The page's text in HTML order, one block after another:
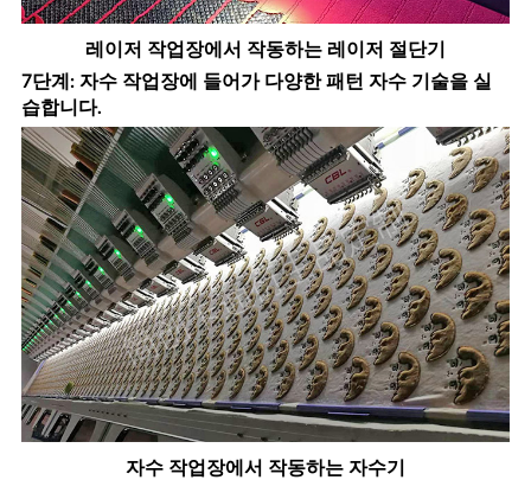
레이저 작업장에서 작동하는 레이저 절단기
7단계: 자수 작업장에 들어가 다양한 패턴 자수 기술을 실
습합니다.
자수 작업장에서 작동하는 자수기